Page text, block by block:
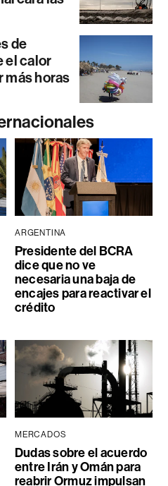
de
el calor
más horas
ARGENTINA
Presidente del BCRA
dice que no ve
necesaria una baja de
encajes para reactivar el
crédito
MERCADOS
Dudas sobre el acuerdo
entre Irán y Omán para
reabrir Ormuz impulsan